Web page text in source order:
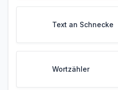
Text an Schnecke
Wortzähler